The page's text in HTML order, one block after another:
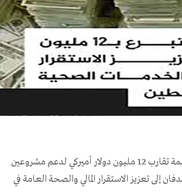
قدمت حكومة اليابان مساهمة بقيمة تقارب 12 مليون دولار أميركي لدعم مشروعين
إلى تعزيز الاستقرار المالي والصحة العامة في